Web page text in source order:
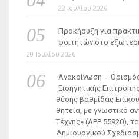
23 Ιουλίου 2026
Προκήρυξη για
φοιτητών στο
20 Ιουλίου 2026
Ανακοίνωση –
Εισηγητικής
θέσης βαθμίδας
θητεία, με γνωστικό
Τέχνης» (ΑΡΡ 55920),
Δημιουργικού